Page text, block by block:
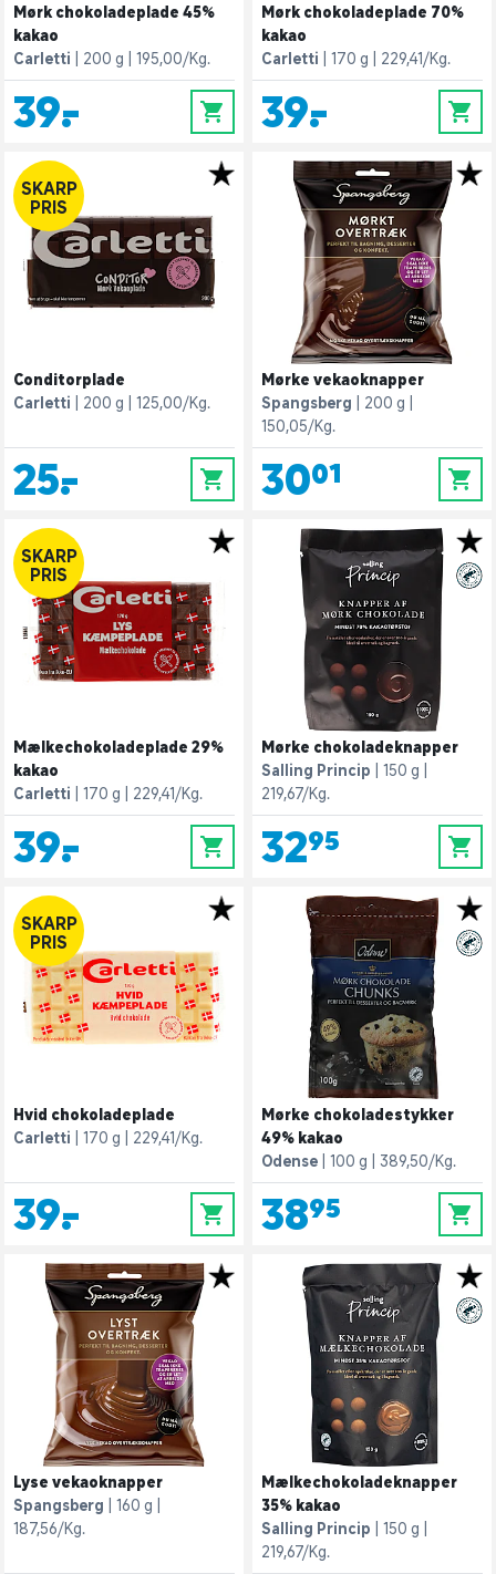
Mørk chokoladeplade 45%
kakao
Carletti
200 g 195,00/Kg.
39,- 0
Mørk chokoladeplade 70%
kakao
Carletti
170 g 229,41/Kg.
39,- 0
SKARP
PRIS
Conditorplade
Carletti
200 g 125,00/Kg.
25,- 0
Mørke vekaoknapper
Spangsberg
200 g
150,05/Kg.
30,01 0
SKARP
PRIS
Mælkechokoladeplade 29%
kakao
Carletti
170 g 229,41/Kg.
39,- 0
Mørke chokoladeknapper
Salling Princip
150 g
219,67/Kg.
32,95 0
SKARP
PRIS
Hvid chokoladeplade
Carletti
170 g 229,41/Kg.
39,- 0
Mørke chokoladestykker
49% kakao
Odense
100 g 389,50/Kg.
38,95 0
Lyse vekaoknapper
Spangsberg
160 g
187,56/Kg.
Mælkechokoladeknapper
35% kakao
Salling Princip
150 g
219,67/Kg.